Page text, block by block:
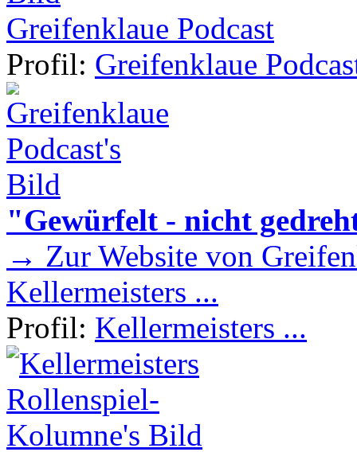
Greifenklaue Podcast
Profil: Greifenklaue
"Gewürfelt - nicht
→ Zur Website von
Kellermeisters ...
Profil: Kellermeisters ...